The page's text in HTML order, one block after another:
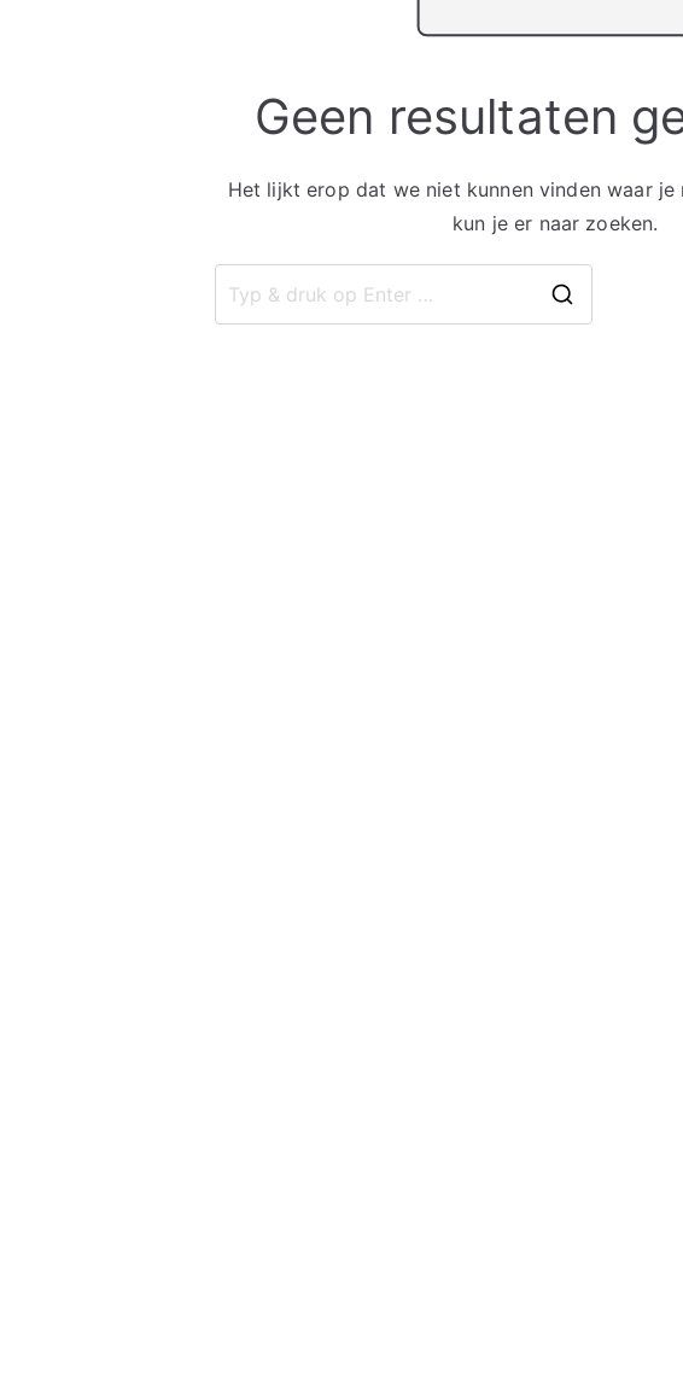
Geen resultaten
Het lijkt erop dat we niet kunnen vinden waar je
kun je er naar zoeken.